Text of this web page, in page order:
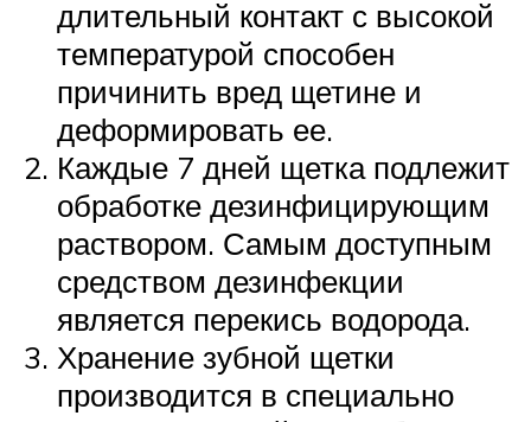
длительный контакт с высокой
температурой способен
причинить вред щетине и
деформировать ее.
Каждые 7 дней щетка подлежит
обработке дезинфицирующим
раствором. Самым доступным
средством дезинфекции
является перекись водорода.
Хранение зубной щетки
производится в специально